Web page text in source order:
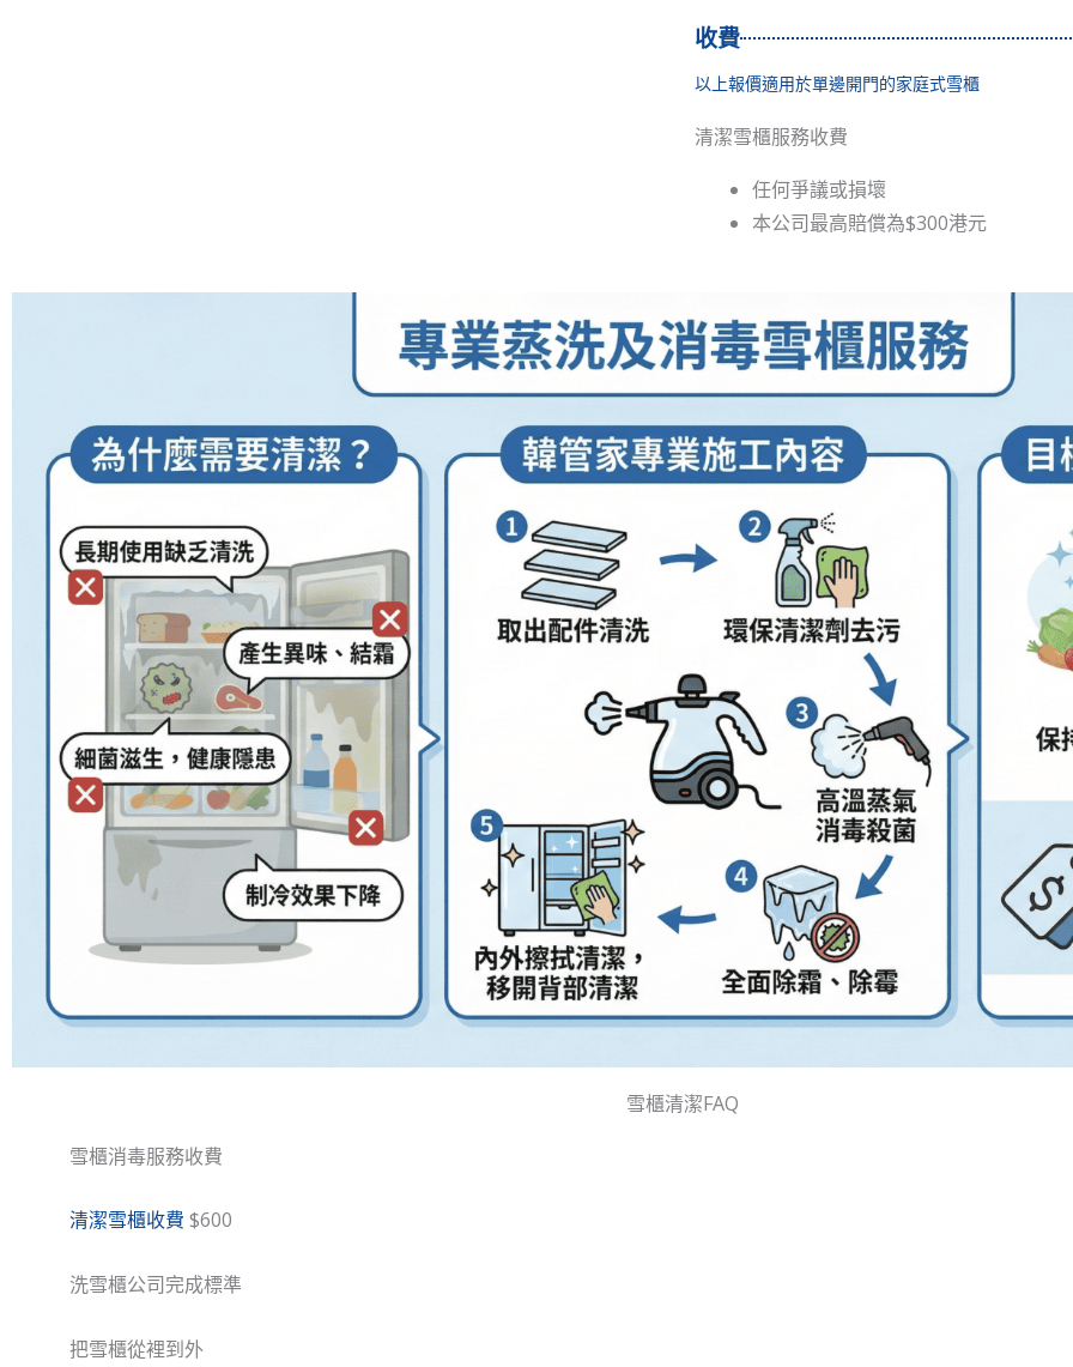
收費
以上報價適用於單邊開門的家庭式雪櫃
清潔雪櫃服務收費
任何爭議或損壞
本公司最高賠償為$300港元
雪櫃清潔FAQ
雪櫃消毒服務收費
清潔雪櫃收費 $600
洗雪櫃公司完成標準​
把雪櫃從裡到外